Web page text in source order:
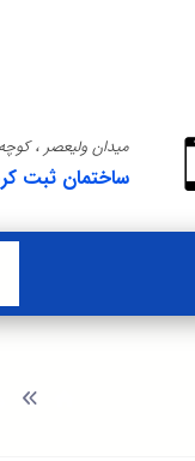
میدان ولیعصر ، کوچه
ساختمان ثبت